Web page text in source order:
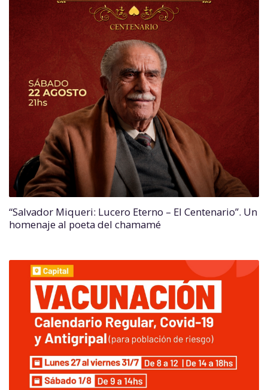
“Salvador Miqueri: Lucero Eterno – El Centenario”. Un
homenaje al poeta del chamamé